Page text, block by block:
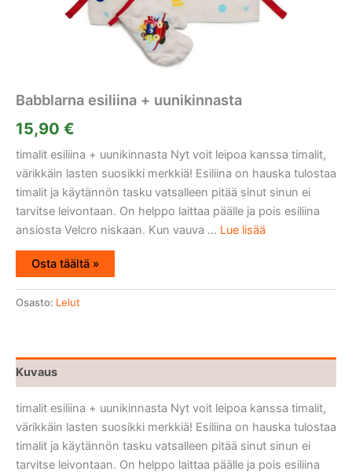
Babblarna esiliina + uunikinnasta
15,90 €
timalit esiliina + uunikinnasta Nyt voit leipoa kanssa timalit,
värikkäin lasten suosikki merkkiä! Esiliina on hauska tulostaa
timalit ja käytännön tasku vatsalleen pitää sinut sinun ei
tarvitse leivontaan. On helppo laittaa päälle ja pois esiliina
ansiosta Velcro niskaan. Kun vauva ... Lue lisää
Osta täältä »
Osasto: Lelut
Kuvaus
timalit esiliina + uunikinnasta Nyt voit leipoa kanssa timalit,
värikkäin lasten suosikki merkkiä! Esiliina on hauska tulostaa
timalit ja käytännön tasku vatsalleen pitää sinut sinun ei
tarvitse leivontaan. On helppo laittaa päälle ja pois esiliina